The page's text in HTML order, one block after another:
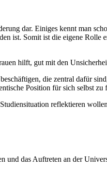
dar. Einiges kennt man
ist. Somit ist die eigene Rolle
hilft, gut mit den
beschäftigen, die zentral dafür
Position für sich selbst
reflektieren
und das Auftreten an der